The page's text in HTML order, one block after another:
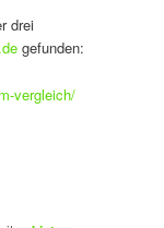
drei
gefunden:
vergleich/